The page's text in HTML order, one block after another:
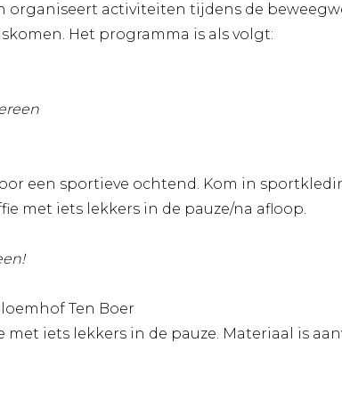
organiseert activiteiten tijdens de
Het programma is als volgt:
een sportieve ochtend. Kom in
met iets lekkers in de pauze/na afloop.
Ten Boer
met iets lekkers in de pauze. Materiaal is